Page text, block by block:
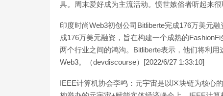
具。周末爱好成为主流活动。愤世嫉俗者听起来
印度时尚Web3初创公司Bitliberte完成176万美元
成176万美元融资，旨在构建一个成熟的
两个行业之间的鸿沟。Bitliberte表示，他们将利
Web3。（devdiscourse）[2022/6/27 1:33:10]
IEEE计算机协会李鸣：元宇宙是以区块链为核心